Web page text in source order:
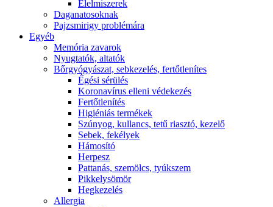
É́lelmiszerek
Daganatosoknak
Pajzsmirigy problémára
Egyéb
Memória zavarok
Nyugtatók, altatók
Bőrgyógyászat, sebkezelés, fertőtlenítes
É́gési sérülés
Koronavírus elleni védekezés
Fertőtlenítés
Higiéniás termékek
Szúnyog, kullancs, tetű riasztó, kezelő
Sebek, fekélyek
Hámosító
Herpesz
Pattanás, szemölcs, tyúkszem
Pikkelysömör
Hegkezelés
Allergia